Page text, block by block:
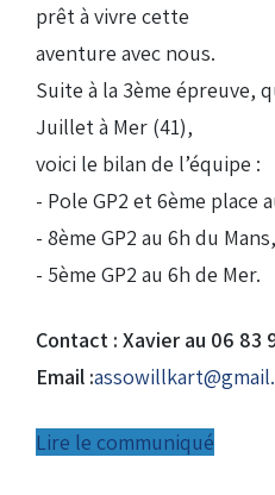
prêt à vivre cette
aventure avec nous.
Suite à la 3ème épreuve,
Juillet à Mer (41),
voici le bilan de l’équipe :
- Pole GP2 et 6ème place
- 8ème GP2 au 6h du Mans,
- 5ème GP2 au 6h de Mer.
Contact : Xavier au 06 83
Email :
Lire le communiqué